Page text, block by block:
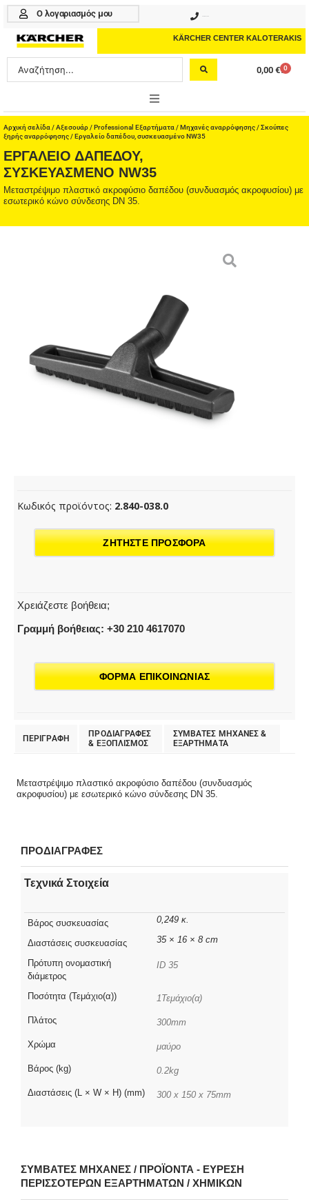
Μετάβαση
περιεχόμενο
Ο λογαριασμός μου
KÄRCHER CENTER KALOTERAKIS
Search
...
0,00 € 0
Cart
ONLINE SHOP
HOME & GARDEN
PROFESSIONAL
Αρχική σελίδα /Αξεσουάρ/Professional Εξαρτήματα /Μηχανές αναρρόφησης/Σκούπες
ξηρής αναρρόφησης/ Εργαλείο δαπέδου, συσκευασμένο NW35
ΕΡΓΑΛΕΊΟ ΔΑΠΈΔΟΥ,
ΣΥΣΚΕΥΑΣΜΈΝΟ NW35
Μεταστρέψιμο πλαστικό ακροφύσιο δαπέδου (συνδυασμός ακροφυσίου) με
εσωτερικό κώνο σύνδεσης DN 35.
Κωδικός προϊόντος: 2.840-038.0
ΖΗΤΗΣΤΕ ΠΡΟΣΦΟΡΑ
Χρειάζεστε βοήθεια;
Γραμμή βοήθειας: +30 210 4617070
ΦΟΡΜΑ ΕΠΙΚΟΙΝΩΝΙΑΣ
ΠΕΡΙΓΡΑΦΗ
ΠΡΟΔΙΑΓΡΑΦΕΣ
& EΞΟΠΛΙΣΜΟΣ
ΣΥΜΒΑΤΕΣ ΜΗΧΑΝΕΣ &
ΕΞΑΡΤΗΜΑΤΑ
Μεταστρέψιμο πλαστικό ακροφύσιο δαπέδου (συνδυασμός
ακροφυσίου) με εσωτερικό κώνο σύνδεσης DN 35.
ΠΡΟΔΙΑΓΡΑΦΕΣ
Τεχνικά Στοιχεία
Βάρος συσκευασίας 0,249 κ.
Διαστάσεις συσκευασίας 35 × 16 × 8 cm
Πρότυπη ονομαστική
διάμετρος
ID 35
Ποσότητα (Τεμάχιο(α)) 1Τεμάχιο(α)
Πλάτος 300mm
Χρώμα μαύρο
Βάρος (kg) 0.2kg
Διαστάσεις (L × W × H) (mm) 300 x 150 x 75mm
ΣΥΜΒΑΤΈΣ ΜΗΧΑΝΈΣ / ΠΡΟΪΌΝΤΑ - ΕΎΡΕΣΗ
ΠΕΡΙΣΣΌΤΕΡΩΝ ΕΞΑΡΤΗΜΆΤΩΝ / ΧΗΜΙΚΏΝ